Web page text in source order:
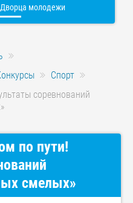
молодежи
Спорт
соревнований
по пути!
смелых»